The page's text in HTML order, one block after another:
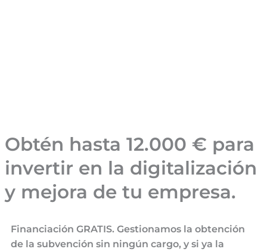
Obtén hasta 12.000 € para
invertir en la digitalización
y mejora de tu empresa.
Financiación GRATIS. Gestionamos la obtención
de la subvención sin ningún cargo, y si ya la